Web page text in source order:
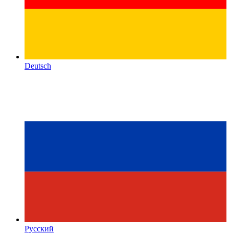
Deutsch
Русский